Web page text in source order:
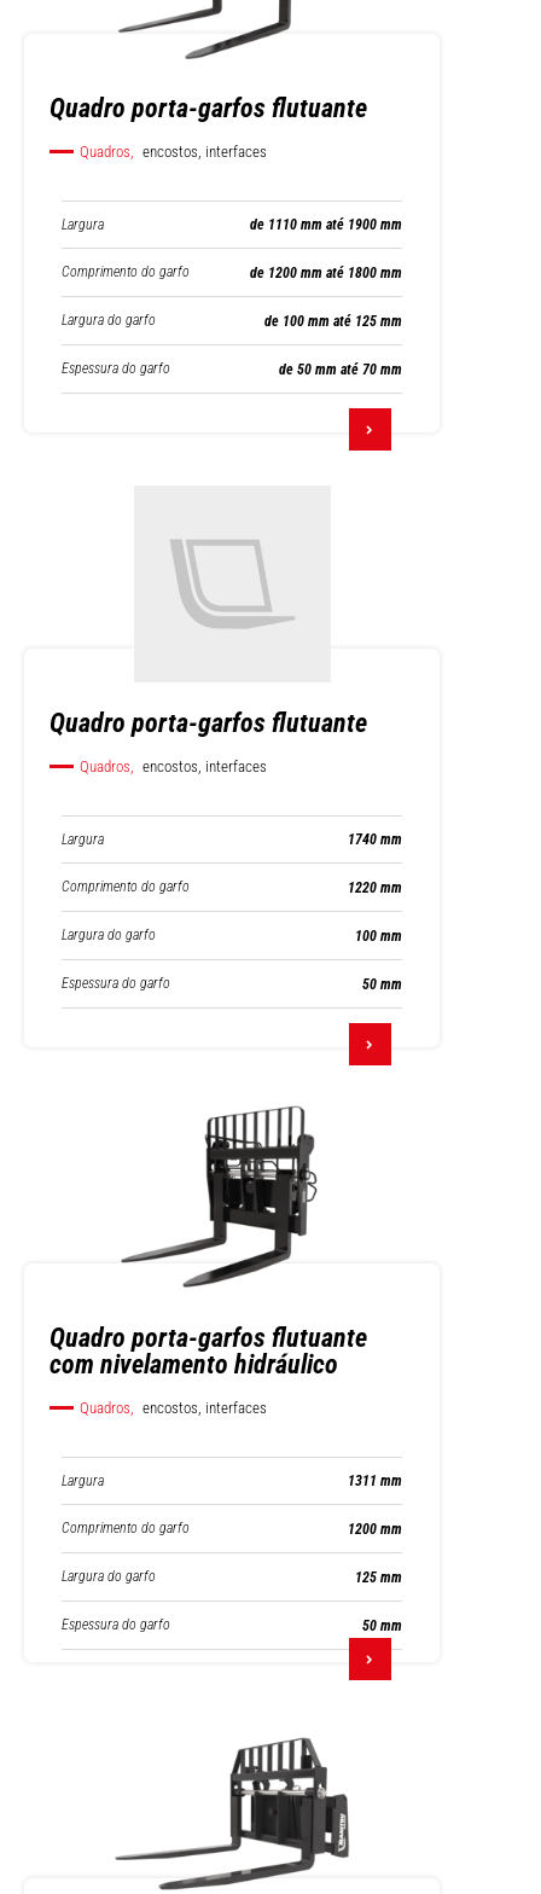
Quadro porta-garfos flutuante
Quadros, encostos, interfaces
Largura de 1110 mm até 1900 mm
Comprimento do garfo de 1200 mm até 1800 mm
Largura do garfo de 100 mm até 125 mm
Espessura do garfo de 50 mm até 70 mm
Quadro porta-garfos flutuante
Quadros, encostos, interfaces
Largura 1740 mm
Comprimento do garfo 1220 mm
Largura do garfo 100 mm
Espessura do garfo 50 mm
Quadro porta-garfos flutuante
com nivelamento hidráulico
Quadros, encostos, interfaces
Largura 1311 mm
Comprimento do garfo 1200 mm
Largura do garfo 125 mm
Espessura do garfo 50 mm